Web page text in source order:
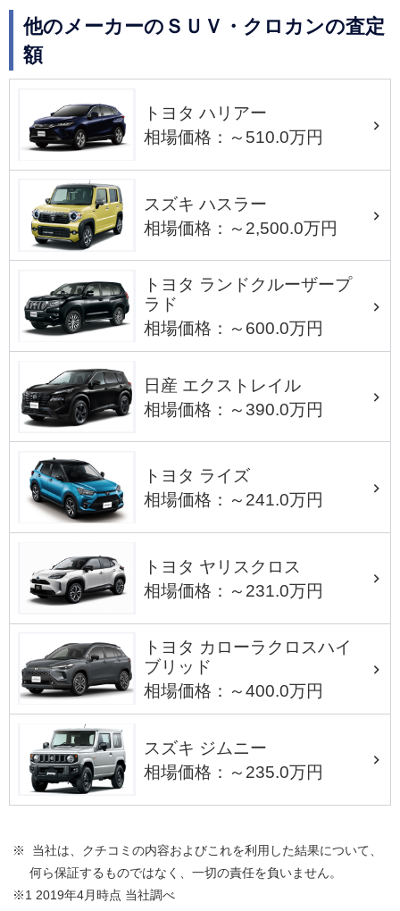
他のメーカーのＳＵＶ・クロカンの査定
額
トヨタ ハリアー
相場価格：～510.0万円
スズキ ハスラー
相場価格：～2,500.0万円
トヨタ ランドクルーザープ
ラド
相場価格：～600.0万円
日産 エクストレイル
相場価格：～390.0万円
トヨタ ライズ
相場価格：～241.0万円
トヨタ ヤリスクロス
相場価格：～231.0万円
トヨタ カローラクロスハイ
ブリッド
相場価格：～400.0万円
スズキ ジムニー
相場価格：～235.0万円
※ 当社は、クチコミの内容およびこれを利用した結果について、
何ら保証するものではなく、一切の責任を負いません。
※1 2019年4月時点 当社調べ